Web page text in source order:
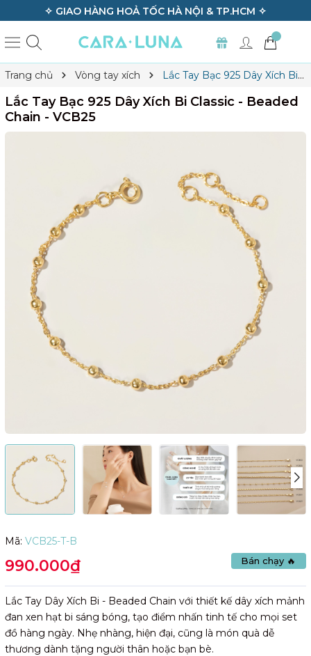
✧ GIAO HÀNG HOẢ TỐC HÀ NỘI & TP.HCM ✧
Trang chủ Vòng tay xích
Lắc Tay Bạc 925 Dây Xích Bi
Classic - Beaded Chain - VCB25
Lắc Tay Bạc 925 Dây Xích Bi Classic - Beaded
Chain - VCB25
Mã: VCB25-T-B
Bán chạy 🔥
990.000₫
Lắc Tay Dây Xích Bi - Beaded Chain với thiết kế dây xích mảnh
đan xen hạt bi sáng bóng, tạo điểm nhấn tinh tế cho mọi set
đồ hàng ngày. Nhẹ nhàng, hiện đại, cũng là món quà dễ
thương dành tặng người thân hoặc bạn bè.